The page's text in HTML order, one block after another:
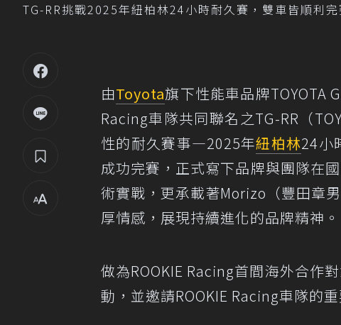
TG-RR挑戰2025年紐柏林24小時耐久賽，雙車皆順利
由Toyota旗下性能車品牌TOYOTA
Racing車隊共同聯名之TG-RR（
性的耐久賽事—2025年紐柏林24小
成功完賽，正式寫下品牌與團隊在
術實戰，更承載著Morizo（豐田章
厚情感，展現持續進化的品牌精神。
做為ROOKIE Racing首間海外合作
動，並邀請ROOKIE Racing車隊的